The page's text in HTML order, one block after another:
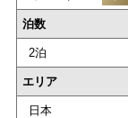
泊数
2泊
エリア
日本